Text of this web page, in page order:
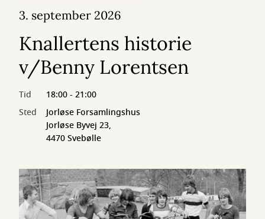
3. september 2026
Knallertens historie
v/Benny Lorentsen
Tid
18:00 - 21:00
Sted
Jorløse Forsamlingshus
Jorløse Byvej 23,
4470 Svebølle